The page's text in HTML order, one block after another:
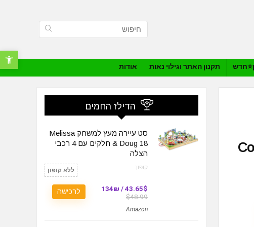
פתח
תקנון האתר וגילוי נאות אודות
הדילז החמים
סט עיירה מעץ למשחק Melissa
& Doug 18 חלקים עם 4 רכבי
הצלה
קופון: ללא קופון
43.65$ / 134₪
$48.99
Amazon
לרכישה